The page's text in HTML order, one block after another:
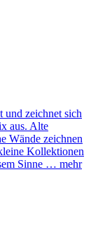
zeichnet sich
aus. Alte
Wände zeichnen
Kollektionen
Sinne … mehr